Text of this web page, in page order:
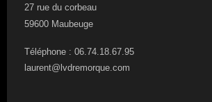
27 rue du corbeau
59600 Maubeuge
Téléphone : 06.74.18.67.95
laurent@lvdremorque.com